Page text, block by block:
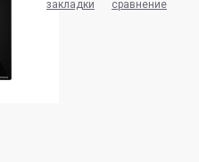
закладки сравнение